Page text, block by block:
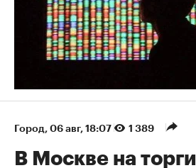
Город⁠, 06 авг, 18:07 1 389
В Москве на торги